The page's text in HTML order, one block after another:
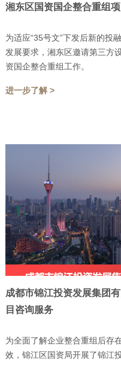
湘东区国资国企整合重组
为适应“35号文”下发后新的投
发展要求，湘东区邀请第三方
资国企整合重组工作。
进一步了解 >
成都市锦江投资发展集团
目咨询服务
为全面了解企业整合重组后存
效，锦江区国资局开展了锦江